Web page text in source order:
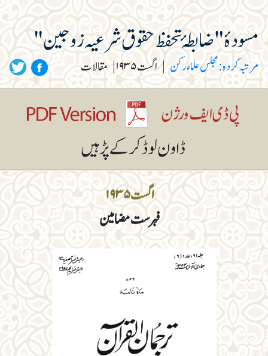
اگست ۱۹۳۵
فہرست مضامین
مسودۂ " ضابطۂ تحفظ حقوق شرعیہ زوجین "
مرتبہ کردہ : مجلس علماء رکن | اگست ۱۹۳۵ | مقالات